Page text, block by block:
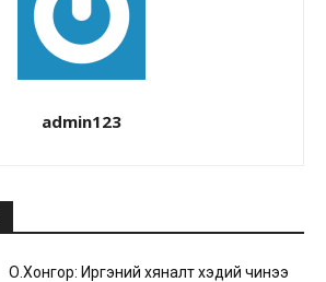
admin123
О.Хонгор: Иргэний хяналт хэдий чинээ